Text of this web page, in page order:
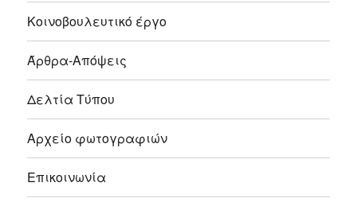
Κοινοβουλευτικό έργο
Άρθρα-Απόψεις
Δελτία Τύπου
Αρχείο φωτογραφιών
Επικοινωνία